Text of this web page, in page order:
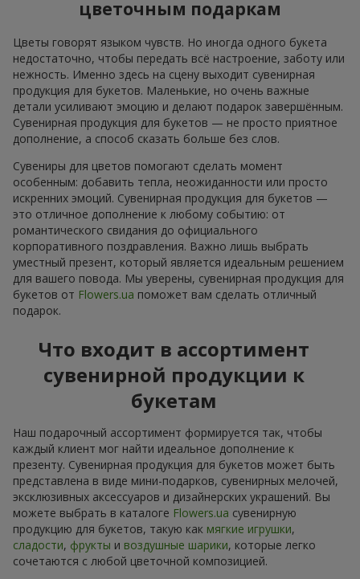
цветочным подаркам
Цветы говорят языком чувств. Но иногда одного букета
недостаточно, чтобы передать всё настроение, заботу или
нежность. Именно здесь на сцену выходит сувенирная
продукция для букетов. Маленькие, но очень важные
детали усиливают эмоцию и делают подарок завершённым.
Сувенирная продукция для букетов — не просто приятное
дополнение, а способ сказать больше без слов.
Сувениры для цветов помогают сделать момент
особенным: добавить тепла, неожиданности или просто
искренних эмоций. Сувенирная продукция для букетов —
это отличное дополнение к любому событию: от
романтического свидания до официального
корпоративного поздравления. Важно лишь выбрать
уместный презент, который является идеальным решением
для вашего повода. Мы уверены, сувенирная продукция для
букетов от Flowers.ua поможет вам сделать отличный
подарок.
Что входит в ассортимент
сувенирной продукции к
букетам
Наш подарочный ассортимент формируется так, чтобы
каждый клиент мог найти идеальное дополнение к
презенту. Сувенирная продукция для букетов может быть
представлена в виде мини-подарков, сувенирных мелочей,
эксклюзивных аксессуаров и дизайнерских украшений. Вы
можете выбрать в каталоге Flowers.ua сувенирную
продукцию для букетов, такую как мягкие игрушки,
сладости, фрукты и воздушные шарики, которые легко
сочетаются с любой цветочной композицией.